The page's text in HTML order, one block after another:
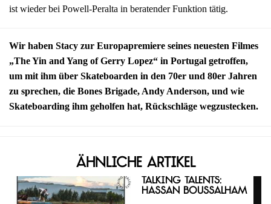
ist wieder bei Powell-Peralta in beratender Funktion tätig.
Wir haben Stacy zur Europapremiere seines neuesten Filmes
„The Yin and Yang of Gerry Lopez“ in Portugal getroffen,
um mit ihm über Skateboarden in den 70er und 80er Jahren
zu sprechen, die Bones Brigade, Andy Anderson, und wie
Skateboarding ihm geholfen hat, Rückschläge wegzustecken.
Ähnliche Artikel
Talking Talents:
Hassan Boussalham